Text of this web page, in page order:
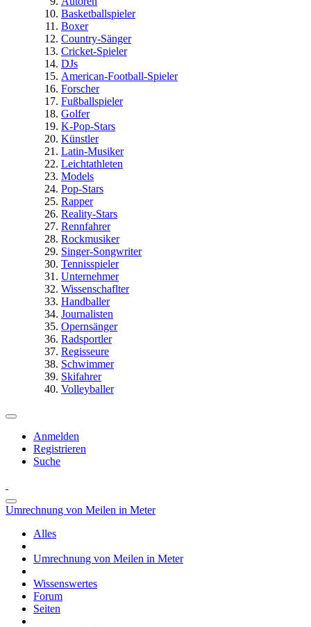
Basketballspieler
Boxer
Country-Sänger
Cricket-Spieler
DJs
American-Football-Spieler
Forscher
Fußballspieler
Golfer
K-Pop-Stars
Künstler
Latin-Musiker
Leichtathleten
Models
Pop-Stars
Rapper
Reality-Stars
Rennfahrer
Rockmusiker
Singer-Songwriter
Tennisspieler
Unternehmer
Wissenschaflter
Handballer
Journalisten
Opernsänger
Radsportler
Regisseure
Schwimmer
Skifahrer
Volleyballer
Anmelden
Registrieren
Suche
Umrechnung von Meilen in Meter
Alles
Umrechnung von Meilen in Meter
Wissenswertes
Forum
Seiten